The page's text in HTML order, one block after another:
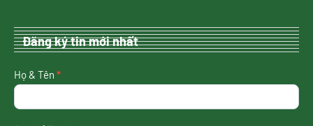
Đăng ký tin mới nhất
nhận
tin
nhất
Họ & Tên *